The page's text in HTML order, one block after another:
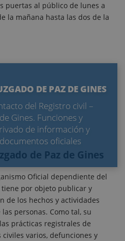
DE PAZ DE GINES
del Registro civil –
Gines. Funciones y
de información y
oficiales
puertas al público de lunes a
la mañana hasta las dos de la
de Paz de Gines
Oficial dependiente del
por objeto publicar y
de los hechos y actividades
personas. Como tal, su
prácticas registrales de
varios, defunciones y